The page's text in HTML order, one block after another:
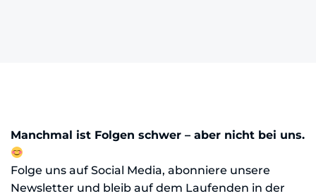
Manchmal ist Folgen schwer – aber nicht bei uns.
Folge uns auf Social Media, abonniere unsere
Newsletter und bleib auf dem Laufenden in der